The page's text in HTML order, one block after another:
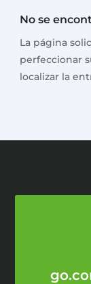
No se
La página
perfeccionar
localizar la